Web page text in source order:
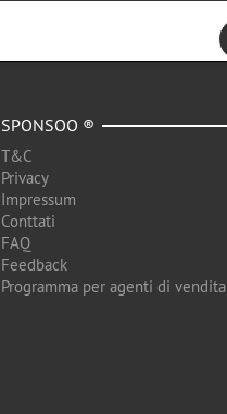
SPONSOO ®
T&C
Privacy
Impressum
Conttati
FAQ
Feedback
Programma per agenti di vendita